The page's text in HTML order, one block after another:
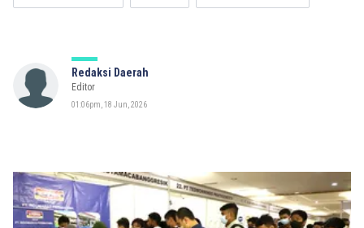
Redaksi Daerah
Editor
01:06pm, 18 Jun, 2026